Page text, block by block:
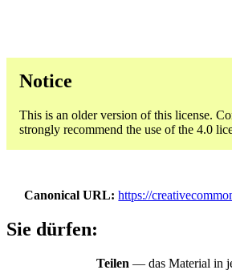
Notice
This is an older version of this license.
strongly recommend the use of the 4.0
Canonical URL https://
Sie dürfen:
Teilen — das Material in